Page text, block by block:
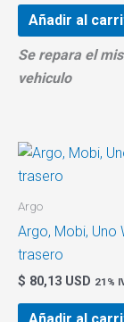
Añadir al
Se repara el
vehiculo
Argo
Argo, Mobi, Uno
trasero
$ 80,13 USD 21%